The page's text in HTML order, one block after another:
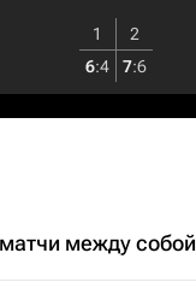
1
2
6:4 7:6
между собой